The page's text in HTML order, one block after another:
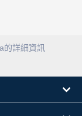
的詳細資訊